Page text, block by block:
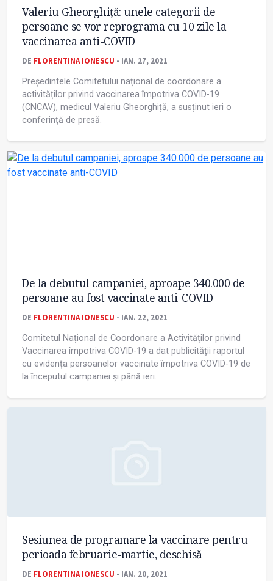
Valeriu Gheorghiță: unele categorii de
persoane se vor reprograma cu 10 zile la
vaccinarea anti-COVID
DE FLORENTINA IONESCU - IAN. 27, 2021
Președintele Comitetului național de coordonare a
activităților privind vaccinarea împotriva COVID-19
(CNCAV), medicul Valeriu Gheorghiță, a susținut ieri o
conferință de presă.
De la debutul campaniei, aproape 340.000 de
persoane au fost vaccinate anti-COVID
DE FLORENTINA IONESCU - IAN. 22, 2021
Comitetul Național de Coordonare a Activităților privind
Vaccinarea împotriva COVID-19 a dat publicității raportul
cu evidența persoanelor vaccinate împotriva COVID-19 de
la începutul campaniei și până ieri.
Sesiunea de programare la vaccinare pentru
perioada februarie-martie, deschisă
DE FLORENTINA IONESCU - IAN. 20, 2021